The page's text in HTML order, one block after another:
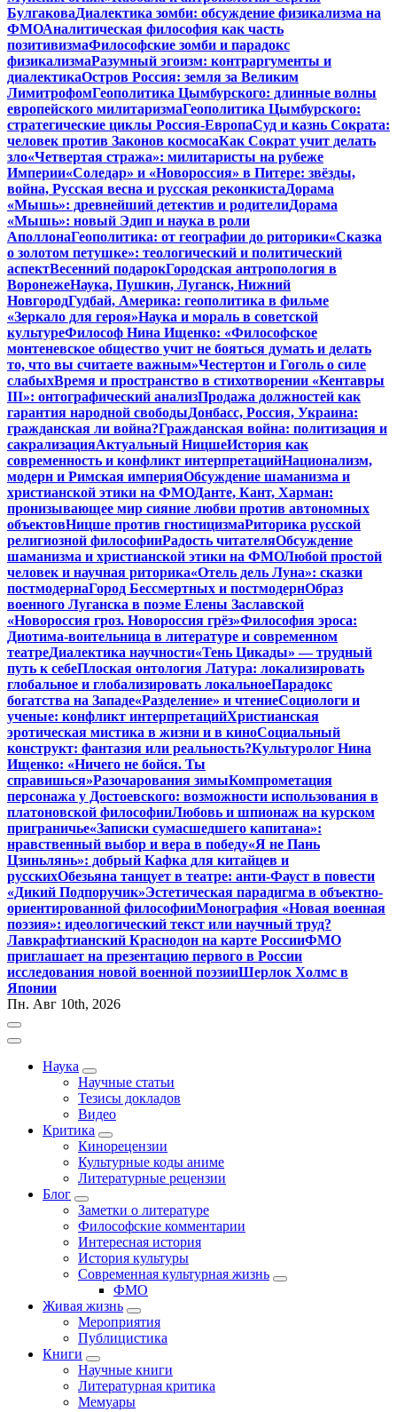
БулгаковаДиалектика зомби: обсуждение физикализма на
ФМОАналитическая философия как часть
позитивизмаФилософские зомби и парадокс
физикализмаРазумный эгоизм: контраргументы и
диалектикаОстров Россия: земля за Великим
ЛимитрофомГеополитика Цымбурского: длинные волны
европейского милитаризмаГеополитика Цымбурского:
стратегические циклы Россия-ЕвропаСуд и казнь Сократа:
человек против Законов космосаКак Сократ учит делать
зло«Четвертая стража»: милитаристы на рубеже
Империи«Соледар» и «Новороссия» в Питере: звёзды,
война, Русская весна и русская реконкистаДорама
«Мышь»: древнейший детектив и родителиДорама
«Мышь»: новый Эдип и наука в роли
АполлонаГеополитика: от географии до риторики«Сказка
о золотом петушке»: теологический и политический
аспектВесенний подарокГородская антропология в
ВоронежеНаука, Пушкин, Луганск, Нижний
НовгородГудбай, Америка: геополитика в фильме
«Зеркало для героя»Наука и мораль в советской
культуреФилософ Нина Ищенко: «Философское
монтеневское общество учит не бояться думать и делать
то, что вы считаете важным»Честертон и Гоголь о силе
слабыхВремя и пространство в стихотворении «Кентавры
III»: онтографический анализПродажа должностей как
гарантия народной свободыДонбасс, Россия, Украина:
гражданская ли война?Гражданская война: политизация и
сакрализацияАктуальный НицшеИстория как
современность и конфликт интерпретацийНационализм,
модерн и Римская империяОбсуждение шаманизма и
христианской этики на ФМОДанте, Кант, Харман:
пронизывающее мир сияние любви против автономных
объектовНицше против гностицизмаРиторика русской
религиозной философииРадость читателяОбсуждение
шаманизма и христианской этики на ФМОЛюбой простой
человек и научная риторика«Отель дель Луна»: сказки
постмодернаГород Бессмертных и постмодернОбраз
военного Луганска в поэме Елены Заславской
«Новороссия гроз. Новороссия грёз»Философия эроса:
Диотима-воительница в литературе и современном
театреДиалектика научности«Тень Цикады» — трудный
путь к себеПлоская онтология Латура: локализировать
глобальное и глобализировать локальноеПарадокс
богатства на Западе«Разделение» и чтениеСоциологи и
ученые: конфликт интерпретацийХристианская
эротическая мистика в жизни и в киноСоциальный
конструкт: фантазия или реальность?Культуролог Нина
Ищенко: «Ничего не бойся. Ты
справишься»Разочарования зимыКомпрометация
персонажа у Достоевского: возможности использования в
платоновской философииЛюбовь и шпионаж на курском
приграничье«Записки сумасшедшего капитана»:
нравственный выбор и вера в победу«Я не Пань
Цзиньлянь»: добрый Кафка для китайцев и
русскихОбезьяна танцует в театре: анти-Фауст в повести
«Дикий Подпоручик»Эстетическая парадигма в объектно-
ориентированной философииМонография «Новая военная
поэзия»: идеологический текст или научный труд?
Лавкрафтианский Краснодон на карте РоссииФМО
приглашает на презентацию первого в России
исследования новой военной поэзииШерлок Холмс в
Японии
Пн. Авг 10th, 2026
Наука
Научные статьи
Тезисы докладов
Видео
Критика
Кинорецензии
Культурные коды аниме
Литературные рецензии
Блог
Заметки о литературе
Философские комментарии
Интересная история
История культуры
Современная культурная жизнь
ФМО
Живая жизнь
Мероприятия
Публицистика
Книги
Научные книги
Литературная критика
Мемуары